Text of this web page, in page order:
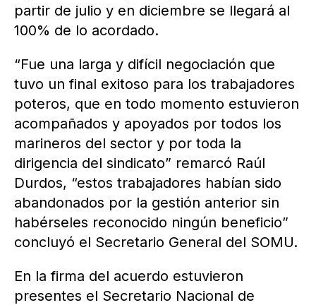
partir de julio y en diciembre se llegará al
100% de lo acordado.
“Fue una larga y difícil negociación que
tuvo un final exitoso para los trabajadores
poteros, que en todo momento estuvieron
acompañados y apoyados por todos los
marineros del sector y por toda la
dirigencia del sindicato” remarcó Raúl
Durdos, “estos trabajadores habían sido
abandonados por la gestión anterior sin
habérseles reconocido ningún beneficio”
concluyó el Secretario General del SOMU.
En la firma del acuerdo estuvieron
presentes el Secretario Nacional de